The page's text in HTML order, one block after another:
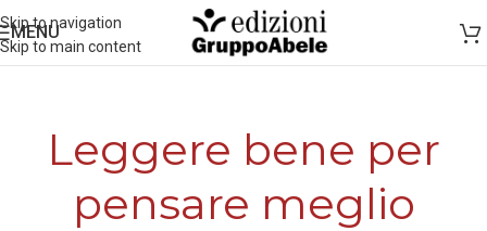
Skip to navigation
Skip to main content
MENU
Leggere bene per
pensare meglio